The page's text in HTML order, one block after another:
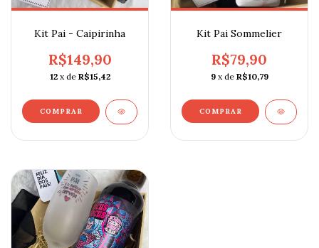
Kit Pai - Caipirinha
R$149,90
12 x de R$15,42
Kit Pai Sommelier
R$79,90
9 x de R$10,79